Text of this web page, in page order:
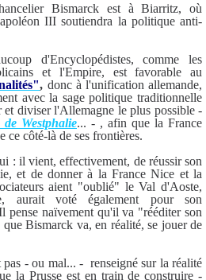
Bismarck est à Biarritz, où
III soutiendra la politique anti-
d'Encyclopédistes, comme les
et l'Empire, est favorable au
, donc à l'unification allemande,
avec la sage politique traditionnelle
et diviser l'Allemagne le plus possible -
de Westphalie... - , afin que la France
ce côté-là de ses frontières.
: il vient, effectivement, de réussir son
et de donner à la France Nice et la
aient "oublié" le Val d'Aoste,
aurait voté également pour son
pense naïvement qu'il va "rééditer son
Bismarck va, en réalité, se jouer de
- ou mal... - renseigné sur la réalité
la Prusse est en train de construire -